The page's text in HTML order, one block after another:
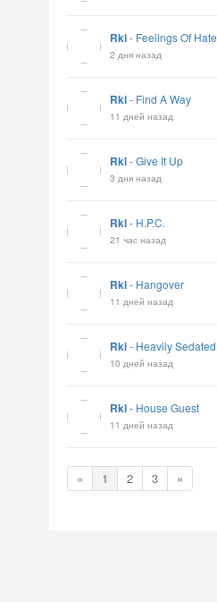
Rkl- Feelings Of Hate
2 дня назад
Rkl- Find A Way
11 дней назад
Rkl-Give It Up
3 дня назад
Rkl- H.P.C.
21 час назад
Rkl- Hangover
11 дней назад
Rkl- Heavily Sedated
10 дней назад
Rkl- House Guest
11 дней назад
« 1 2 3 »